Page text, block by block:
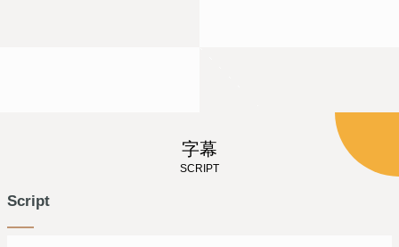
字幕
SCRIPT
Script